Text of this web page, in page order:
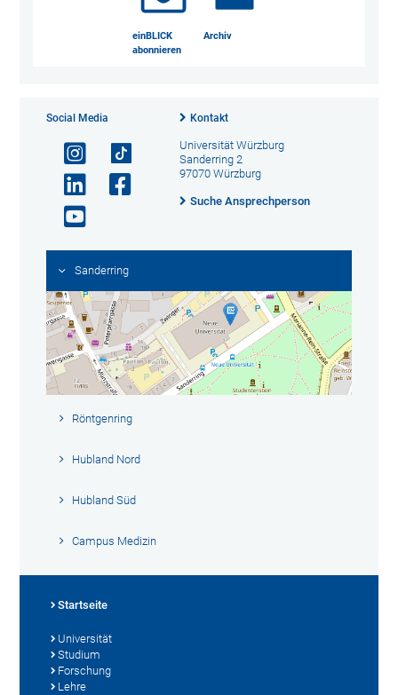
einBLICK
abonnieren
Archiv
Social Media Kontakt
Universität Würzburg
Sanderring 2
97070 Würzburg
Suche Ansprechperson
Sanderring
Röntgenring
Hubland Nord
Hubland Süd
Campus Medizin
Startseite
Universität
Studium
Forschung
Lehre